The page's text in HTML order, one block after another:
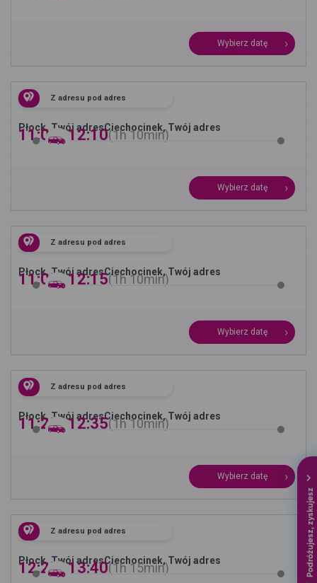
Podróżujesz, zyskujesz
Wybierz datę
Z adresu pod adres
Płock, Twój adresCiechocinek, Twój adres
11:00 -12:10 1h10min
Wybierz datę
Z adresu pod adres
Płock, Twój adresCiechocinek, Twój adres
11:05 -12:15 1h10min
Wybierz datę
Z adresu pod adres
Płock, Twój adresCiechocinek, Twój adres
11:25 -12:35 1h10min
Wybierz datę
Z adresu pod adres
Płock, Twój adresCiechocinek, Twój adres
12:25 -13:40 1h15min